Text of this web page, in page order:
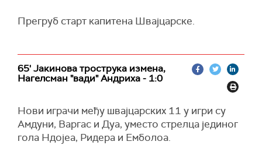
Прегруб старт капитена Швајцарске.
65' Јакинова трострука измена,
Нагелсман "вади" Андриха - 1:0
Нови играчи међу швајцарских 11 у игри су
Амдуни, Варгас и Дуа, уместо стрелца јединог
гола Ндојеа, Ридера и Емболоа.